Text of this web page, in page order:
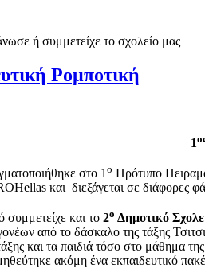
ή συμμετείχε το σχολείο μας
Ρομποτική
1
στο 1 ο Πρότυπο
και διεξάγεται σε διάφορες
συμμετείχε και το 2ο Δημοτικό
από το δάσκαλο της τάξης
και τα παιδιά τόσο στο μάθημα
ακόμη ένα εκπαιδευτικό